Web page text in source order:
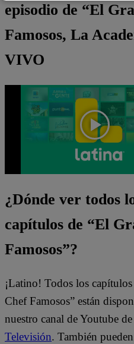
episodio de “El
Famosos, La
VIVO
¿Dónde ver todos
capítulos de “El
Famosos”?
¡Latino! Todos los
Chef Famosos” están
nuestro canal de Youtube de
Televisión. También